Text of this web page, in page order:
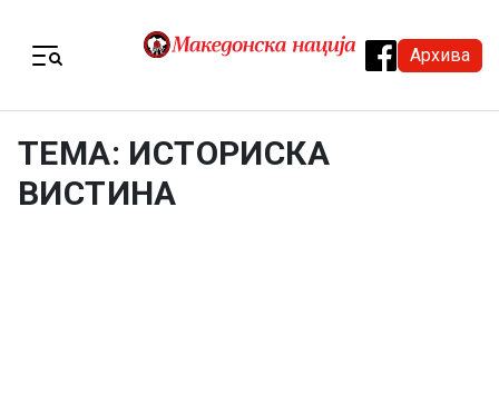
Архива
ТЕМА: ИСТОРИСКА
ВИСТИНА